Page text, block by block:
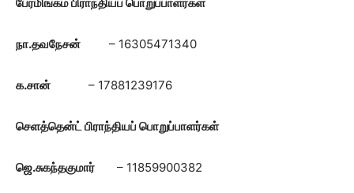
நா.தவநேசன் – 16305471340
க.சான் – 17881239176
செளத்தென்ட் பிராந்தியப் பொறுப்பாளர்கள்
ஜெ.சுகந்தகுமார் – 11859900382